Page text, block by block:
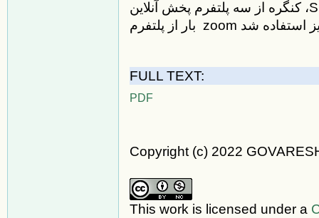
کنگره از سه پلتفرم پخش آنلاین ،Skyroom و Live Stream IAGH و برای اولین
FULL TEXT:
PDF
Copyright (c) 2022
This work is licensed under a